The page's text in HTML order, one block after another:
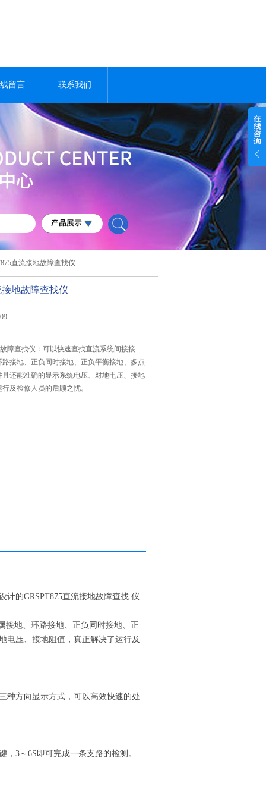
留言 联系我们
直流接地故障查找仪
接地故障查找仪
障查找仪：可以快速查找直流系统间接接
接地、正负同时接地、正负平衡接地、多点
还能准确的显示系统电压、对地电压、接地
及检修人员的后顾之忧。
的GRSPT875直流接地故障查找 仪
接地、环路接地、正负同时接地、正
电压、接地阻值，真正解决了运行及
种方向显示方式，可以高效快速的处
3～6S即可完成一条支路的检测。